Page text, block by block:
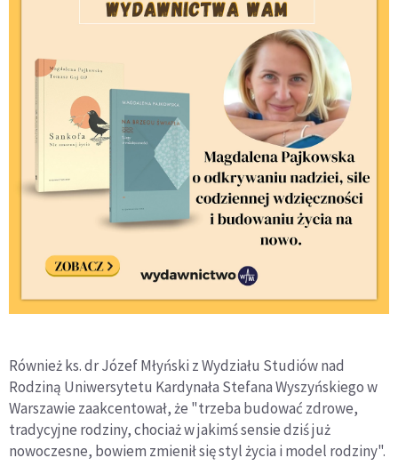
Również ks. dr Józef Młyński z Wydziału Studiów nad
Rodziną Uniwersytetu Kardynała Stefana Wyszyńskiego w
Warszawie zaakcentował, że "trzeba budować zdrowe,
tradycyjne rodziny, chociaż w jakimś sensie dziś już
nowoczesne, bowiem zmienił się styl życia i model rodziny".